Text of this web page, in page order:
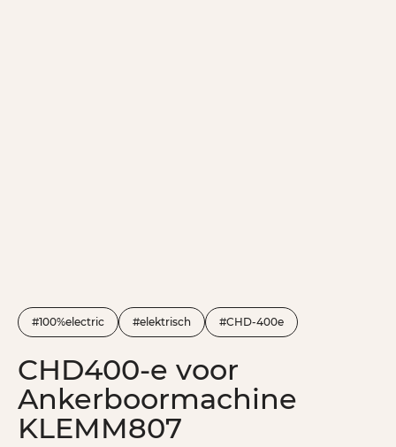
#100%electric #elektrisch #CHD-400e
CHD400-e voor
Ankerboormachine
KLEMM807